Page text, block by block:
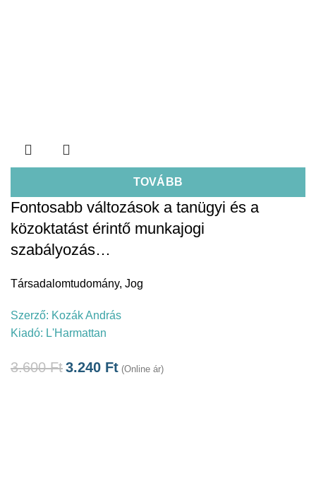
TOVÁBB
Fontosabb változások a tanügyi és a
közoktatást érintő munkajogi
szabályozás…
Társadalomtudomány, Jog
Szerző: Kozák András
Kiadó: L'Harmattan
3.600Ft3.240 Ft (Online ár)